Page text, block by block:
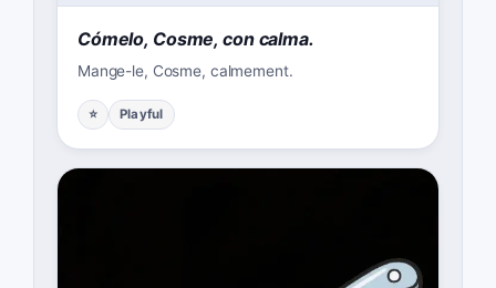
Cómelo, Cosme, con calma.
Mange-le, Cosme, calmement.
⭐ Playful